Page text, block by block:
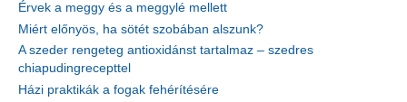
Érvek a meggy és a meggylé mellett
Miért előnyös, ha sötét szobában alszunk?
A szeder rengeteg antioxidánst tartalmaz – szedres
chiapudingrecepttel
Házi praktikák a fogak fehérítésére